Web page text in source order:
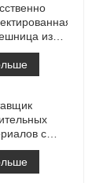
из
камня
и
плита
с
из